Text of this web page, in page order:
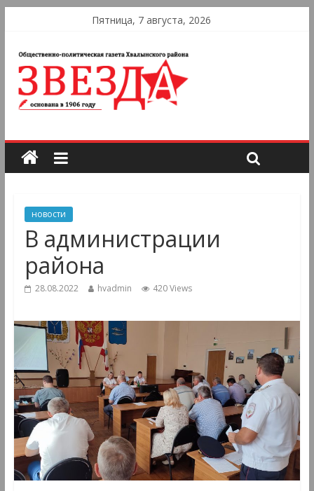
Пятница, 7 августа, 2026
новости
В администрации
района
28.08.2022 hvadmin 420 Views